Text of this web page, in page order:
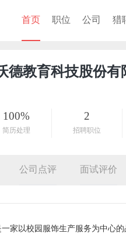
首页 职位 公司 猎
德教育科技股份有
100%
简历处理
2
招聘职位
公司点评 面试评价
家以校园服饰生产服务为中心